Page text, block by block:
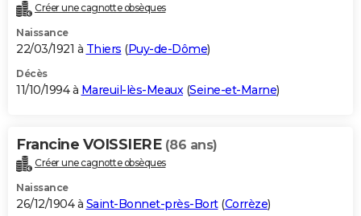
Créer une cagnotte obsèques
Naissance
22/03/1921 à Thiers (Puy-de-Dôme)
Décès
11/10/1994 à Mareuil-lès-Meaux(Seine-et-Marne)
Francine VOISSIERE (86 ans)
Créer une cagnotte obsèques
Naissance
26/12/1904 à Saint-Bonnet-près-Bort(Corrèze)